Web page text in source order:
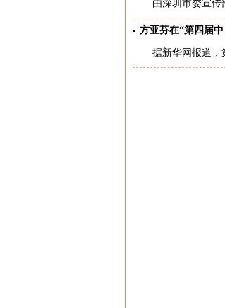
由深圳市委宣传
方亚芬在“第四届
据新华网报道，